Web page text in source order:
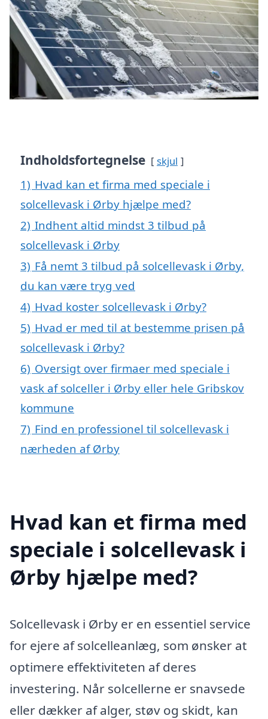
Indholdsfortegnelse skjul
1) Hvad kan et firma med speciale i
solcellevask i Ørby hjælpe med?
2) Indhent altid mindst 3 tilbud på
solcellevask i Ørby
3) Få nemt 3 tilbud på solcellevask i Ørby,
du kan være tryg ved
4) Hvad koster solcellevask i Ørby?
5) Hvad er med til at bestemme prisen på
solcellevask i Ørby?
6) Oversigt over firmaer med speciale i
vask af solceller i Ørby eller hele Gribskov
kommune
7) Find en professionel til solcellevask i
nærheden af Ørby
Hvad kan et firma med
speciale i solcellevask i
Ørby hjælpe med?
Solcellevask i Ørby er en essentiel service
for ejere af solcelleanlæg, som ønsker at
optimere effektiviteten af deres
investering. Når solcellerne er snavsede
eller dækker af alger, støv og skidt, kan